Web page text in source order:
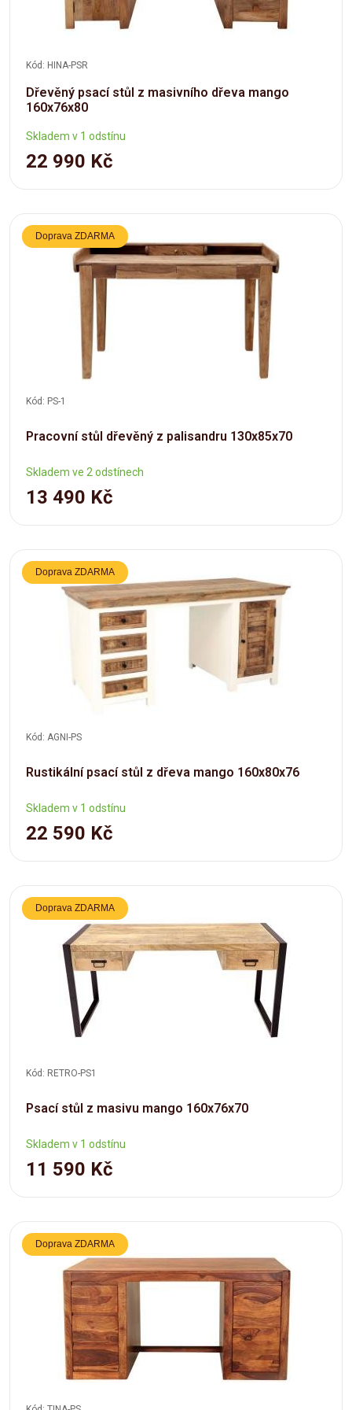
vaše pracovní potřeby, ale také přinese do vašeho domova
a povzbuďte svůj pracovní nebo studijní prostor s nábytkem,
Kód: HINA-PSR
Dřevěný psací stůl z masivního dřeva mango
160x76x80
Skladem v 1 odstínu
22 990 Kč
Doprava ZDARMA
Kód: PS-1
Pracovní stůl dřevěný z palisandru 130x85x70
Skladem ve 2 odstínech
13 490 Kč
Doprava ZDARMA
Kód: AGNI-PS
Rustikální psací stůl z dřeva mango 160x80x76
Skladem v 1 odstínu
22 590 Kč
Doprava ZDARMA
Kód: RETRO-PS1
Psací stůl z masivu mango 160x76x70
Skladem v 1 odstínu
11 590 Kč
Doprava ZDARMA